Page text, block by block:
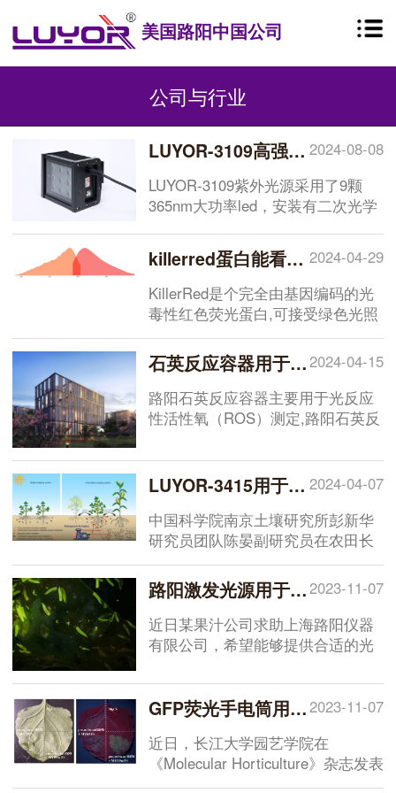
美国路阳中国公司
公司与行业
2024-08-08
LUYOR-3109高强度紫外催化光源促销
LUYOR-3109紫外光源采用了9颗
365nm大功率led，安装有二次光学
斑均匀，铝型材外壳，散热快，配
有台式支架，非常适合材料实验室
和化学实验室进行长时间紫外辐
照，几年来，LUYOR-3109已经销
往多所国内外知名高校，
2024-04-29
killerred蛋白能看到荧光吗
KillerRed是个完全由基因编码的光
毒性红色荧光蛋白,可接受绿色光照
(540~580nm)生成活性氧(ROS),对
DNA、蛋白质、脂肪等造成损伤或
者激发细胞内信号瀑布,影响细胞的
代谢或增殖,甚至诱导细胞死亡,发挥
细胞消融作用。KillerRed作为光遗
KillerRed的基因编码序列与信号肽
序列或亚细胞定位序列融合,可实现
的靶器官、靶细胞、靶蛋白,甚至亚
细胞结构的定位表达,具有高时空精
准性的特点。
2024-04-15
石英反应容器用于光反应性活性氧测定
路阳石英反应容器主要用于光反应
性活性氧（ROS）测定,路阳石英反
塑料盖造成的紫外线损失。路阳石
英反应容器采用3mm厚石英玻璃盖
板，紫外线通过率能够到达90%以
上，配备手拧螺丝无需借助工具即
可轻松旋紧。能够完全适配标准96
孔板。标准尺寸为168x86mm。
2024-04-07
LUYOR-3415用于豆科生物固氮的研究
中国科学院南京土壤研究所彭新华
研究员团队陈晏副研究员在农田长
期多样化种植下，种间植物根际对
话调控土壤氮素库容扩增机制方面
取得了进展。相关研究成果
以“Legume rhizodeposition
promotes nitrogen fixation by soil
diversification”为题，在线发表于
Nature Communications 上，文献
中实验是使用LUYOR-3415RG便携
式荧光蛋白激发光源观察GFP在大
豆根系表达。
2023-11-07
路阳激发光源用于果汁中果蝇的筛选
近日某果汁公司求助上海路阳仪器
有限公司，希望能够提供合适的光
幼虫。我公司技术工程师利用全波
段激发光源对果蝇幼虫进行了全光
激发波长，通过合适的观察眼镜能
够方便快捷地筛选果蝇。
2023-11-07
GFP荧光手电筒用于黄桃的研究
近日，长江大学园艺学院在
《Molecular Horticulture》杂志发表
了《Multiomics analysis provides